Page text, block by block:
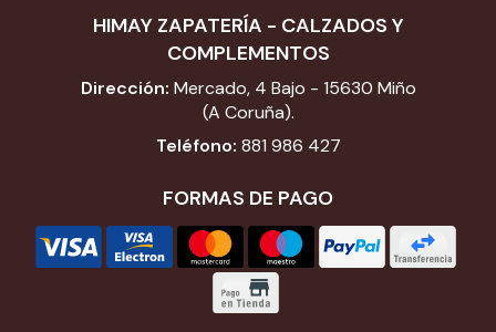
HIMAY ZAPATERÍA - CALZADOS Y
COMPLEMENTOS
Dirección: Mercado, 4 Bajo - 15630 Miño
(A Coruña).
Teléfono: 881 986 427
FORMAS DE PAGO